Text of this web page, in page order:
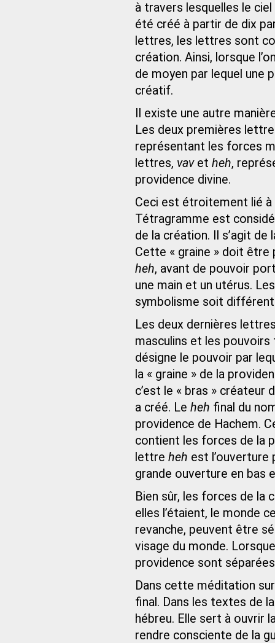
à travers lesquelles le
été créé à partir de dix
lettres, les lettres sont
création. Ainsi, lorsque
de moyen par lequel une
créatif.
Il existe une autre
Les deux premières
représentant les forces
lettres, vavet heh,
providence divine.
Ceci est étroitement lié
Tétragramme est
de la création. Il s’agit de
Cette « graine » doit être
heh, avant de pouvoir
une main et un utérus.
symbolisme soit
Les deux dernières
masculins et les pouvoirs
désigne le pouvoir par
la « graine » de la
c’est le « bras » créateur
a créé. Le heh final du
providence de Hachem.
contient les forces de la
lettre heh est l’ouverture
grande ouverture en bas
Bien sûr, les forces de la
elles l’étaient, le monde
revanche, peuvent être
visage du monde.
providence sont
Dans cette méditation
final. Dans les textes de
hébreu. Elle sert à ouvrir
rendre consciente de la